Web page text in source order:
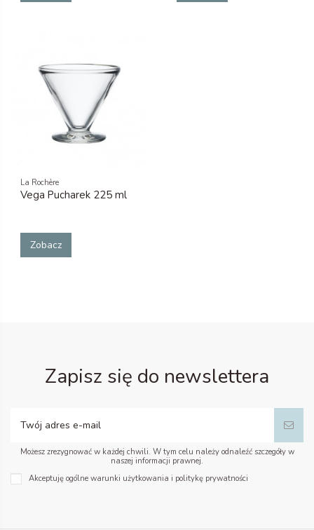
La Rochère
Vega Pucharek 225 ml
Zobacz
Zapisz się do newslettera
Możesz zrezygnować w każdej chwili. W tym celu należy odnaleźć szczegóły w
naszej informacji prawnej.
Akceptuję ogólne warunki użytkowania i politykę prywatności